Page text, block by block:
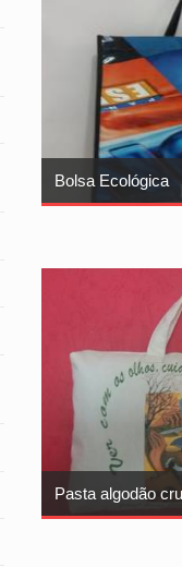
Bolsa Ecológica
Pasta algodão cru